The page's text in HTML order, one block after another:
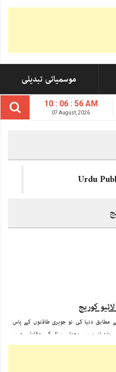
موسمیاتی تبدیلی
10 : 06 : 57 AM
07 August, 2026
Urdu
کوریج
کی رپورٹ کے مطابق دنیا کی نو جوہری طاقتوں کے پاس
طور پر 12 ہزار 121 ایٹمی ہتھیار ہیں۔ پچھلے سال کے مقابلے میں